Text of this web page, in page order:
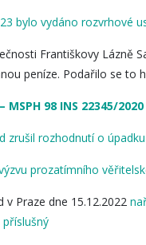
bylo vydáno rozvrhové
Františkovy Lázně
peníze. Podařilo se to
MSPH 98 INS 22345/2020
zrušil rozhodnutí o
prozatímního
v Praze dne 15.12.2022